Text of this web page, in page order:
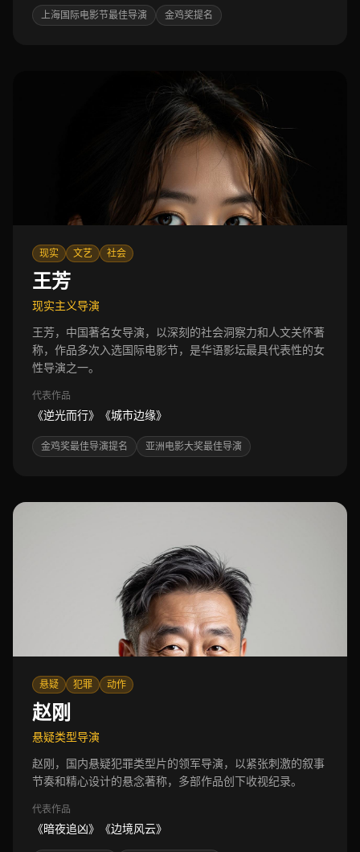
上海国际电影节最佳导演 金鸡奖提名
现实 文艺 社会
王芳
现实主义导演
王芳，中国著名女导演，以深刻的社会洞察力和人文关怀著
称，作品多次入选国际电影节，是华语影坛最具代表性的女
性导演之一。
代表作品
《逆光而行》《城市边缘》
金鸡奖最佳导演提名 亚洲电影大奖最佳导演
悬疑 犯罪 动作
赵刚
悬疑类型导演
赵刚，国内悬疑犯罪类型片的领军导演，以紧张刺激的叙事
节奏和精心设计的悬念著称，多部作品创下收视纪录。
代表作品
《暗夜追凶》《边境风云》